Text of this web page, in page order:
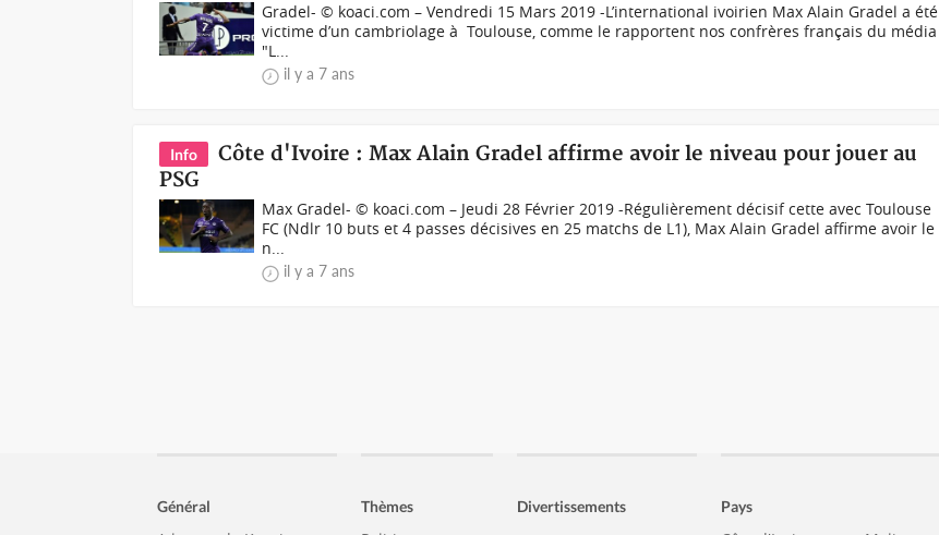
Gradel- © koaci.com – Vendredi 15 Mars 2019 -L’international ivoirien Max Alain Gradel a été
victime d’un cambriolage à Toulouse, comme le rapportent nos confrères français du média
"L...
il y a 7 ans
Info
Côte d'Ivoire : Max Alain Gradel affirme avoir le niveau pour jouer au
PSG
Max Gradel- © koaci.com – Jeudi 28 Février 2019 -Régulièrement décisif cette avec Toulouse
FC (Ndlr 10 buts et 4 passes décisives en 25 matchs de L1), Max Alain Gradel affirme avoir le
n...
il y a 7 ans
Général Thèmes Divertissements Pays